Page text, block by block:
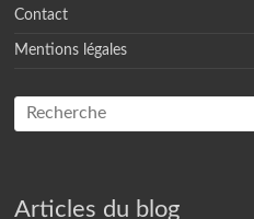
Contact
Mentions légales
Articles du blog